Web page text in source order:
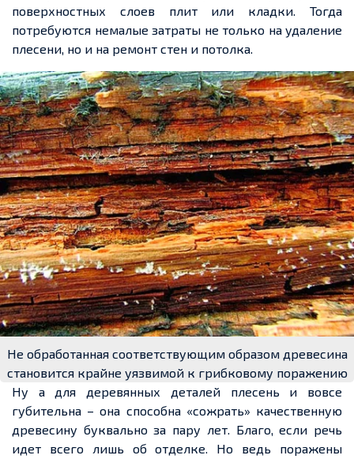
поверхностных слоев плит или кладки. Тогда
потребуются немалые затраты не только на удаление
плесени, но и на ремонт стен и потолка.
Не обработанная соответствующим образом древесина
становится крайне уязвимой к грибковому поражению
Ну а для деревянных деталей плесень и вовсе
губительна – она способна «сожрать» качественную
древесину буквально за пару лет. Благо, если речь
идет всего лишь об отделке. Но ведь поражены